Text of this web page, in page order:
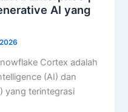
AI yang
Cortex adalah
(AI) dan
yang terintegrasi